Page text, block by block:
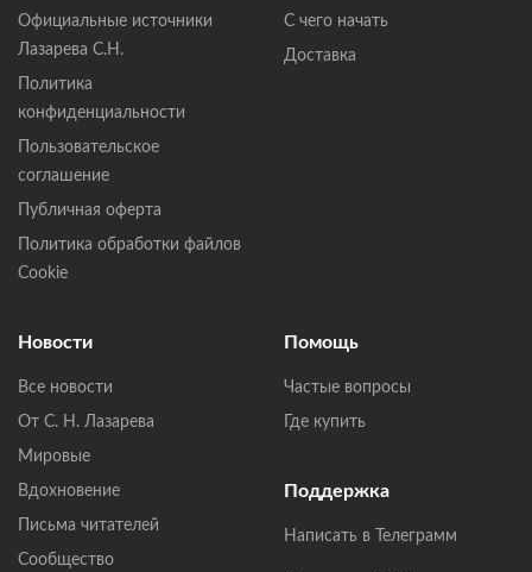
Официальные источники
Лазарева С.Н.
Политика
конфиденциальности
Пользовательское
соглашение
Публичная оферта
Политика обработки файлов
Cookie
С чего начать
Доставка
Новости
Все новости
От С. Н. Лазарева
Мировые
Вдохновение
Письма читателей
Сообщество
Помощь
Частые вопросы
Где купить
Поддержка
Написать в Телеграмм